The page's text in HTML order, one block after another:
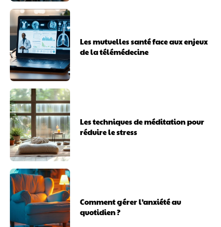
Les mutuelles santé face aux enjeux
de la télémédecine
Les techniques de méditation pour
réduire le stress
Comment gérer l’anxiété au
quotidien ?